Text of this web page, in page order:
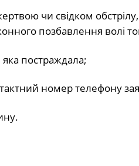
чи свідком
позбавлення волі
яка постраждала;
номер телефону